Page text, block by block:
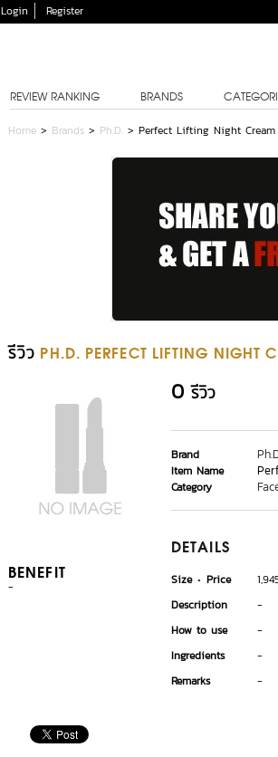
Login Register
REVIEW RANKING BRANDS
Home > Brands > Ph.D. > Perfect Lifting Night Cream
รีวิว PH.D. PERFECT LIFTING NIGHT
BENEFIT
-
0 รีวิว
Brand
Item Name
Category
DETAILS
Size Price
Description
-
How to use
-
Ingredients
-
Remarks
-